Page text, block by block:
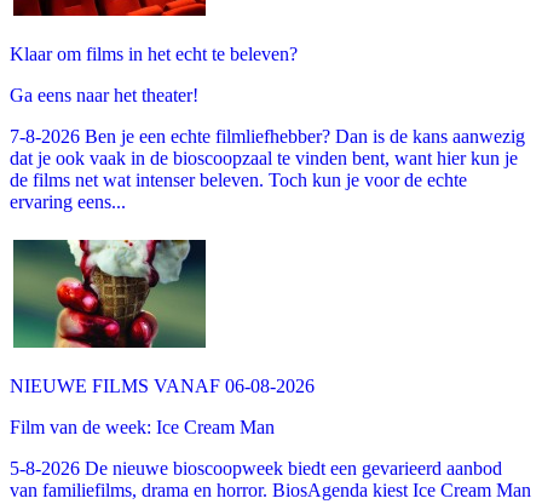
Klaar om films in het echt te beleven?
Ga eens naar het theater!
7-8-2026 Ben je een echte filmliefhebber? Dan is de kans aanwezig
dat je ook vaak in de bioscoopzaal te vinden bent, want hier kun je
de films net wat intenser beleven. Toch kun je voor de echte
ervaring eens...
NIEUWE FILMS VANAF 06-08-2026
Film van de week: Ice Cream Man
5-8-2026 De nieuwe bioscoopweek biedt een gevarieerd aanbod
van familiefilms, drama en horror. BiosAgenda kiest Ice Cream Man